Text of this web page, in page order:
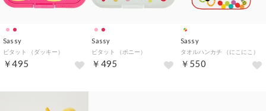
Sassy
ビタット （ダッキー）
￥495
Sassy
ビタット （ポニー）
￥495
Sassy
タオルハンカチ （にこにこ）
￥550